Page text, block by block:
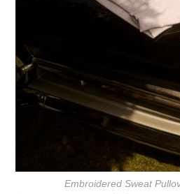
Embroidered Sweat